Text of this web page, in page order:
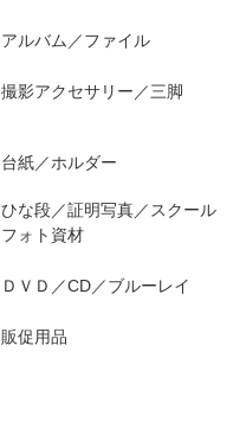
アルバム／ファイル
撮影アクセサリー／三脚
台紙／ホルダー
ひな段／証明写真／スクール
フォト資材
ＤＶＤ／CD／ブルーレイ
販促用品